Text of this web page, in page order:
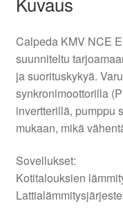
Calpeda KMV NCE
suunniteltu
ja suorituskykyä.
synkronimoottorilla
invertterillä, pumppu
mukaan, mikä
Sovellukset:
Kotitalouksien